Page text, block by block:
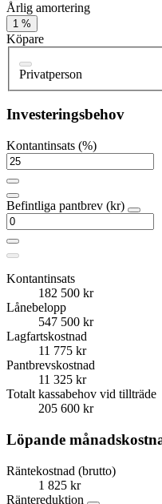
Årlig amortering
1 %
Köpare
Privatperson
Investeringsbehov
Kontantinsats (%)
Befintliga pantbrev (kr)
Kontantinsats
182 500 kr
Lånebelopp
547 500 kr
Lagfartskostnad
11 775 kr
Pantbrevskostnad
11 325 kr
Totalt kassabehov vid tillträde
205 600 kr
Löpande
Räntekostnad (brutto)
1 825 kr
Räntereduktion